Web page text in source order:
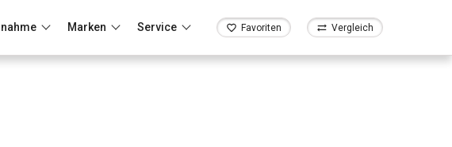
Marken Service Favoriten Vergleich